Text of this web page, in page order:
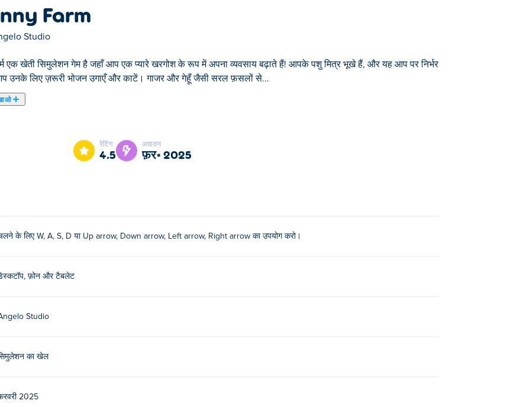
Farm
Studio
एक खेती सिमुलेशन गेम है जहाँ आप एक प्यारे खरगोश के रूप में अपना व्यवसाय बढ़ाते हैं! आपके पशु मित्र भूखे हैं, और यह आप पर निर्भर
उनके लिए ज़रूरी भोजन उगाएँ और काटें। गाजर और गेहूँ जैसी सरल फ़सलों से...
खरगोश के रूप में अपना व्यवसाय बढ़ाते हैं! आपके पशु मित्र भूखे हैं, और यह आप पर निर्भर है कि आप उनके लिए ज़रूरी भोजन उगाएँ और
भी रखें! क्या आप शहर में सबसे अच्छा फ़ार्म बना सकते हैं?
उपयोग करें।
खेल सकता हूँ?
फोन और टैबलेट पर खेला जा सकता है।
रेटिंग
4.5
अद्यतन
फ़र॰ 2025
के लिए W, A, S, D या Up arrow, Down arrow, Left arrow, Right arrow का उपयोग करो।
फ़ोन और टैबलेट
Studio
का खेल
2025